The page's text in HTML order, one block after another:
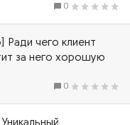
0
Ради чего клиент
за него хорошую
0